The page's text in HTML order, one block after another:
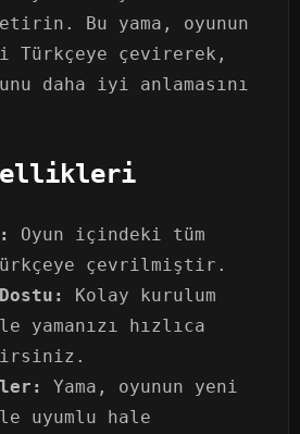
Bu yama, oyunun
Türkçeye çevirerek,
daha iyi anlamasını
Oyun içindeki tüm
çevrilmiştir.
Kolay kurulum
yamanızı hızlıca
Yama, oyunun yeni
uyumlu hale